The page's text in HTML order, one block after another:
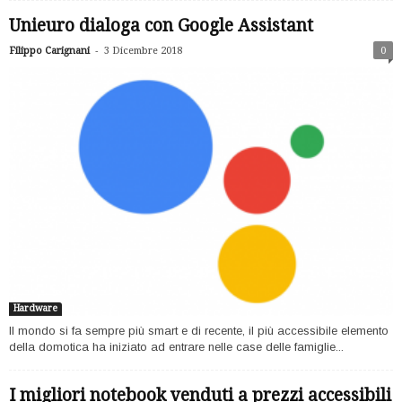
Unieuro dialoga con Google Assistant
Filippo Carignani - 3 Dicembre 2018 0
Hardware
Il mondo si fa sempre più smart e di recente, il più accessibile elemento
della domotica ha iniziato ad entrare nelle case delle famiglie...
I migliori notebook venduti a prezzi accessibili